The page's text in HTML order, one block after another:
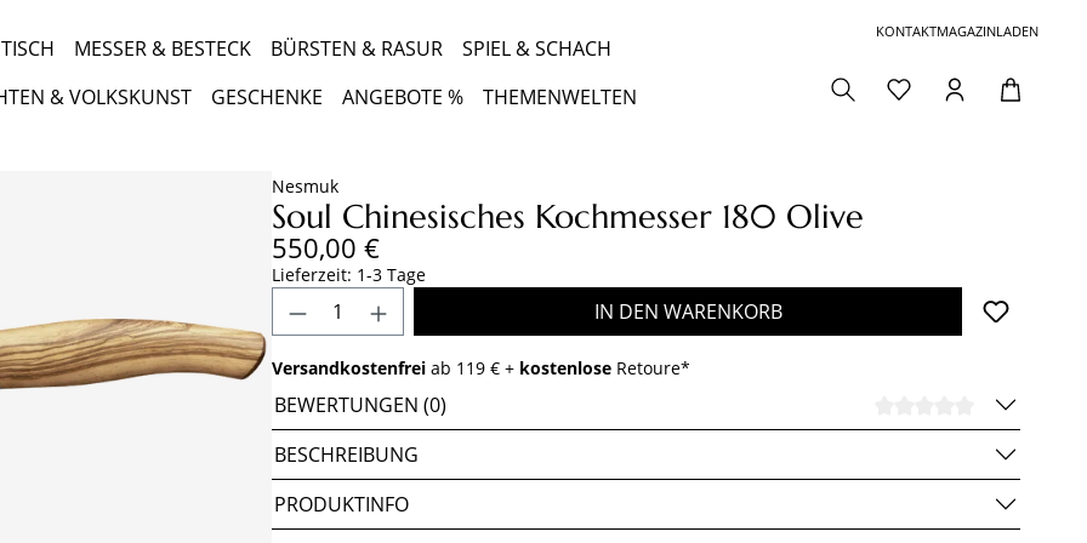
KONTAKTMAGAZINLADEN
MESSER & BESTECK BÜRSTEN & RASUR
SPIEL & SCHACH
& VOLKSKUNST
GESCHENKE ANGEBOTE % THEMENWELTEN
Nesmuk
Soul Chinesisches Kochmesser 180 Olive
Regulärer Preis:
550,00 €
Lieferzeit: 1-3 Tage
Produkt Anzahl: Gib den gewünschten Wert ein oder benutze
IN DEN WARENKORB
Versandkostenfrei ab 119 € + kostenlose Retoure*
BEWERTUNGEN (0)
BESCHREIBUNG
PRODUKTINFO